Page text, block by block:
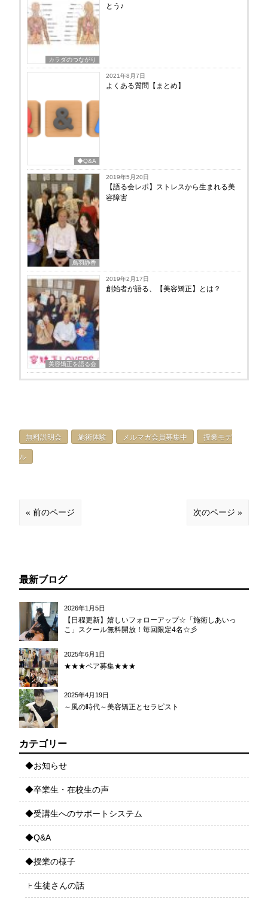
カラダのつながり
とう♪
◆Q&A
2021年8月7日
よくある質問【まとめ】
鳥羽静香
2019年5月20日
【語る会レポ】ストレスから生まれる美
容障害
美容矯正を語る会
2019年2月17日
創始者が語る、【美容矯正】とは？
無料説明会 施術体験 メルマガ会員募集中 授業モデ
ル
« 前のページ 次のページ »
最新ブログ
2026年1月5日
【日程更新】嬉しいフォローアップ☆「施術しあいっ
こ」スクール無料開放！毎回限定4名☆彡
2025年6月1日
★★★ペア募集★★★
2025年4月19日
～風の時代～美容矯正とセラピスト
カテゴリー
◆お知らせ
◆卒業生・在校生の声
◆受講生へのサポートシステム
◆Q&A
◆授業の様子
生徒さんの話